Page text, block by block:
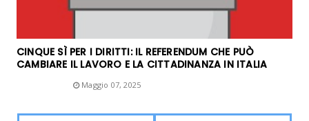
CINQUE SÌ PER I DIRITTI: IL REFERENDUM CHE PUÒ
CAMBIARE IL LAVORO E LA CITTADINANZA IN ITALIA
Maggio 07, 2025